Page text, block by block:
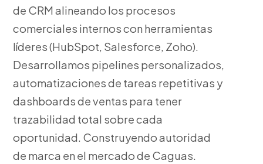
de CRM alineando los procesos
comerciales internos con herramientas
líderes (HubSpot, Salesforce, Zoho).
Desarrollamos pipelines personalizados,
automatizaciones de tareas repetitivas y
dashboards de ventas para tener
trazabilidad total sobre cada
oportunidad. Construyendo autoridad
de marca en el mercado de Caguas.